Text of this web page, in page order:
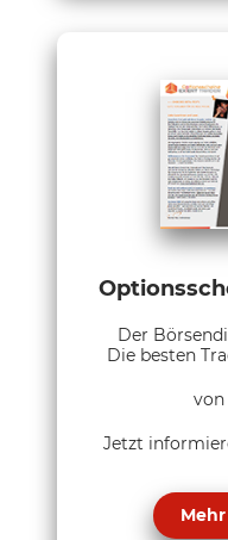
Der
Die besten
von
Jetzt